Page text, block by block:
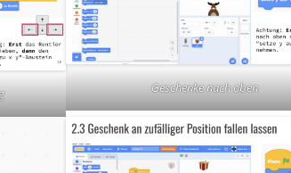
Geschenke nach oben